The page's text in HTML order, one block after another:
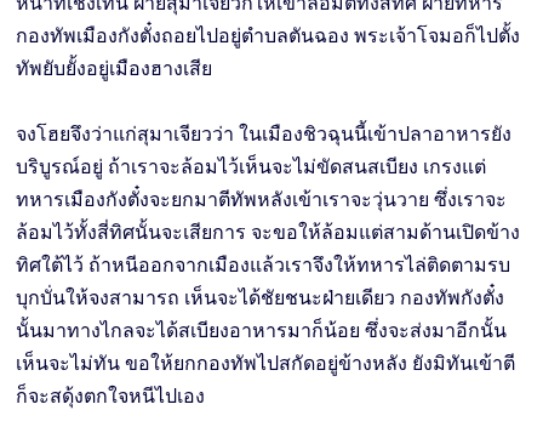
กองทัพเมืองกังตั๋งถอยไปอยู่ตำบลตันฉอง พระเจ้าโจมอก็ไปตั้ง
ทัพยับยั้งอยู่เมืองฮางเสีย
จงโฮยจึงว่าแก่สุมาเจียวว่า ในเมืองชิวฉุนนี้เข้าปลาอาหารยัง
บริบูรณ์อยู่ ถ้าเราจะล้อมไว้เห็นจะไม่ขัดสนสเบียง เกรงแต่
ทหารเมืองกังตั๋งจะยกมาตีทัพหลังเข้าเราจะวุ่นวาย ซึ่งเราจะ
ล้อมไว้ทั้งสี่ทิศนั้นจะเสียการ จะขอให้ล้อมแต่สามด้านเปิดข้าง
ทิศใต้ไว้ ถ้าหนีออกจากเมืองแล้วเราจึงให้ทหารไล่ติดตามรบ
บุกบั่นให้จงสามารถ เห็นจะได้ชัยชนะฝ่ายเดียว กองทัพกังตั๋ง
นั้นมาทางไกลจะได้สเบียงอาหารมาก็น้อย ซึ่งจะส่งมาอีกนั้น
เห็นจะไม่ทัน ขอให้ยกกองทัพไปสกัดอยู่ข้างหลัง ยังมิทันเข้าตี
ก็จะสดุ้งตกใจหนีไปเอง